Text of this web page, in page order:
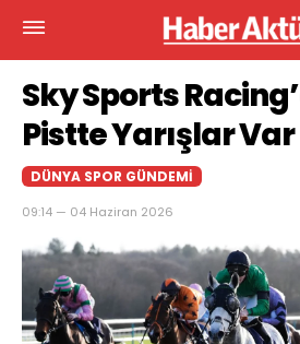
Sky Sports
Pistte Yarışlar Var
DÜNYA SPOR GÜNDEMI
09:14 — 04 Haziran 2026